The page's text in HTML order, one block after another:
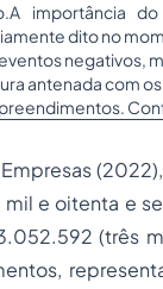
importância
dito no
negativos,
antenada com
e oitenta e
(três